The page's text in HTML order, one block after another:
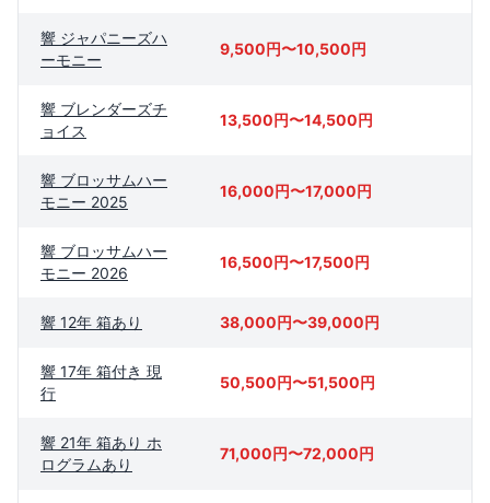
響 ジャパニーズハ
ーモニー
9,500円〜10,500円
響 ブレンダーズチ
ョイス
13,500円〜14,500円
響 ブロッサムハー
モニー 2025
16,000円〜17,000円
響 ブロッサムハー
モニー 2026
16,500円〜17,500円
響 12年 箱あり 38,000円〜39,000円
響 17年 箱付き 現
行
50,500円〜51,500円
響 21年 箱あり ホ
ログラムあり
71,000円〜72,000円